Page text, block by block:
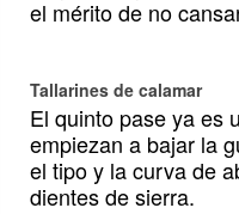
el mérito de no
Tallarines de calamar
El quinto pase ya es
empiezan a bajar la
el tipo y la curva de
dientes de sierra.